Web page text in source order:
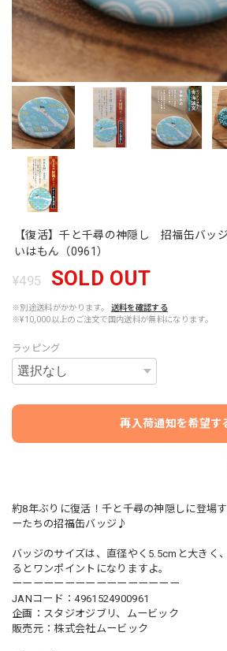
【復活】千と千尋の神隠し 招福缶バ
いはもん（0961）
¥495 SOLD OUT
※別途送料がかかります。
送料を確認する
※¥10,000以上のご注文で国内送料が無料になります。
ラッピング
再入荷通知を希望す
約8年ぶりに復活！千と千尋の神隠しに登場
ーたちの招福缶バッジ♪
バッジのサイズは、直径やく5.5cmと大きく
るとワンポイントになりますよ。
ーーーーーーーーーーーーーーーー
JANコード：4961524900961
企画：スタジオジブリ、ムービック
販売元：株式会社ムービック